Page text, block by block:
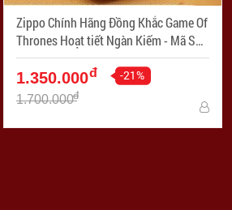
Zippo Chính Hãng Đồng Khắc Game Of
Thrones Hoạt tiết Ngàn Kiếm - Mã SP:
ZPC1079
1.350.000đ -21%
1.700.000đ